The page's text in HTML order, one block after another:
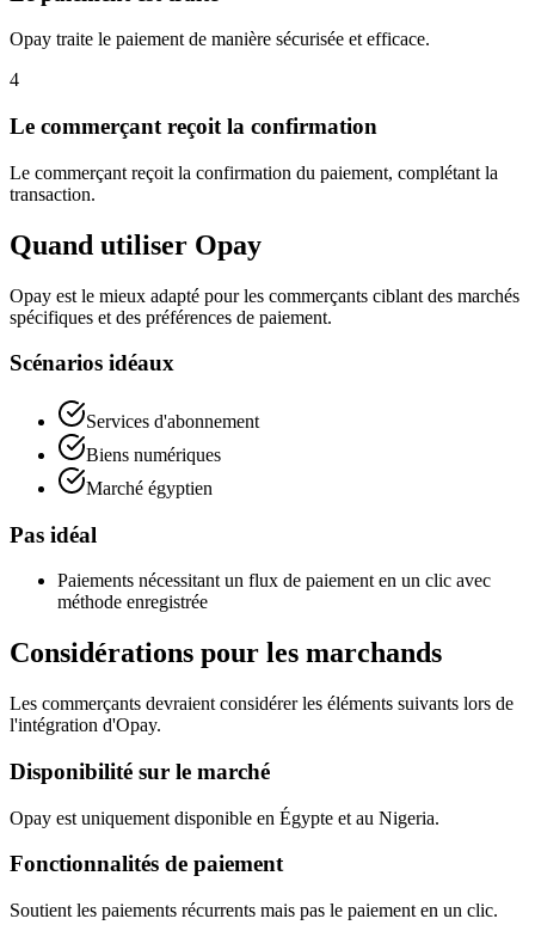
Opay traite le paiement de manière sécurisée et efficace.
4
Le commerçant reçoit la confirmation
Le commerçant reçoit la confirmation du paiement, complétant la
transaction.
Quand utiliser Opay
Opay est le mieux adapté pour les commerçants ciblant des marchés
spécifiques et des préférences de paiement.
Scénarios idéaux
Services d'abonnement
Biens numériques
Marché égyptien
Pas idéal
Paiements nécessitant un flux de paiement en un clic avec
méthode enregistrée
Considérations pour les marchands
Les commerçants devraient considérer les éléments suivants lors de
l'intégration d'Opay.
Disponibilité sur le marché
Opay est uniquement disponible en Égypte et au Nigeria.
Fonctionnalités de paiement
Soutient les paiements récurrents mais pas le paiement en un clic.